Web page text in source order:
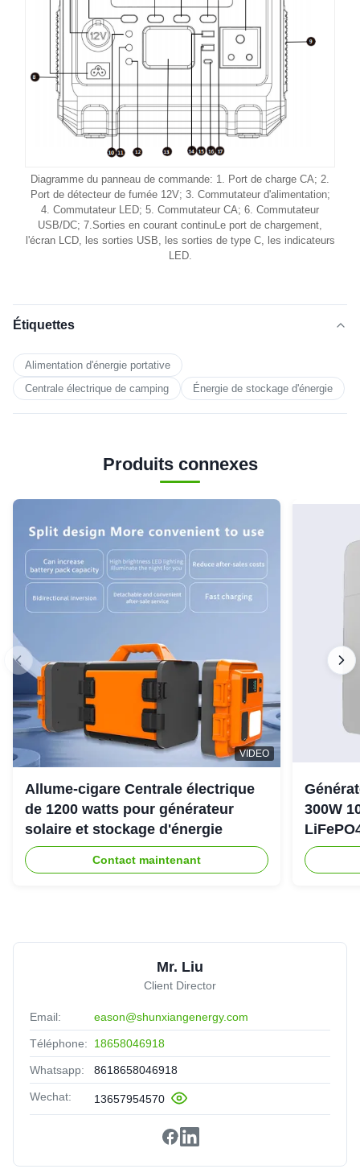
Diagramme du panneau de commande: 1. Port de charge CA; 2.
Port de détecteur de fumée 12V; 3. Commutateur d'alimentation;
4. Commutateur LED; 5. Commutateur CA; 6. Commutateur
USB/DC; 7.Sorties en courant continuLe port de chargement,
l'écran LCD, les sorties USB, les sorties de type C, les indicateurs
LED.
Étiquettes
Alimentation d'énergie portative
Centrale électrique de camping
Énergie de stockage d'énergie
Produits connexes
VIDEO
Allume-cigare Centrale électrique
de 1200 watts pour générateur
solaire et stockage d'énergie
Contact maintenant
300W
Mr. Liu
Client Director
Email: eason@shunxiangenergy.com
Téléphone: 18658046918
Whatsapp: 8618658046918
Wechat: 13657954570